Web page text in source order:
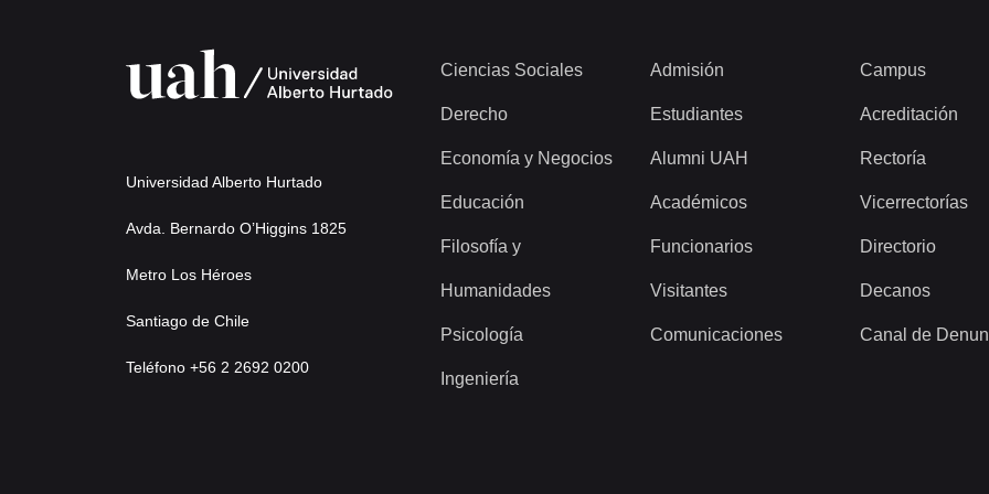
Universidad Alberto Hurtado
Avda. Bernardo O’Higgins 1825
Metro Los Héroes
Santiago de Chile
Teléfono +56 2 2692 0200
Ciencias Sociales
Derecho
Economía y Negocios
Educación
Filosofía y
Humanidades
Psicología
Ingeniería
Admisión
Estudiantes
Alumni UAH
Académicos
Funcionarios
Visitantes
Comunicaciones
Campus
Acreditación
Rectoría
Vicerrectorías
Directorio
Decanos
Canal de